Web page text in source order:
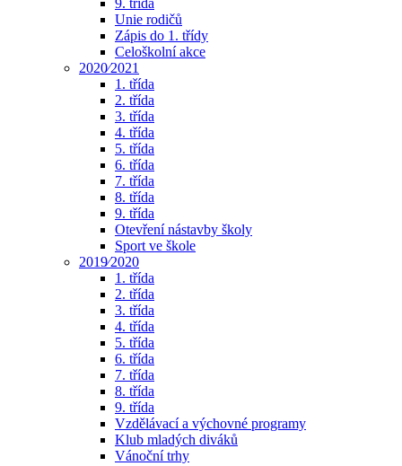
9. třída
Unie rodičů
Zápis do 1. třídy
Celoškolní akce
2020⁄2021
1. třída
2. třída
3. třída
4. třída
5. třída
6. třída
7. třída
8. třída
9. třída
Otevření nástavby školy
Sport ve škole
2019⁄2020
1. třída
2. třída
3. třída
4. třída
5. třída
6. třída
7. třída
8. třída
9. třída
Vzdělávací a výchovné programy
Klub mladých diváků
Vánoční trhy